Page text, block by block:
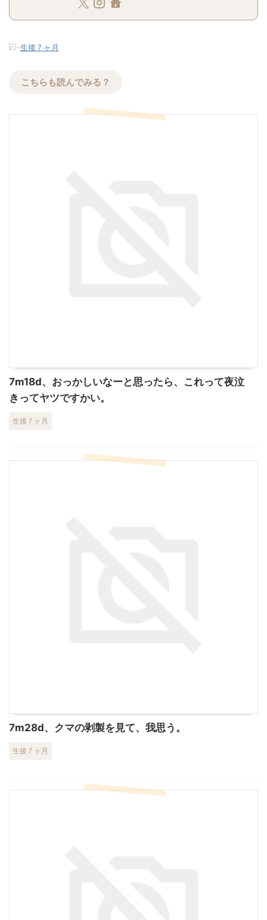
-生後７ヶ月
こちらも読んでみる？
7m18d、おっかしいなーと思ったら、これって夜泣
きってヤツですかい。
生後７ヶ月
7m28d、クマの剥製を見て、我思う。
生後７ヶ月